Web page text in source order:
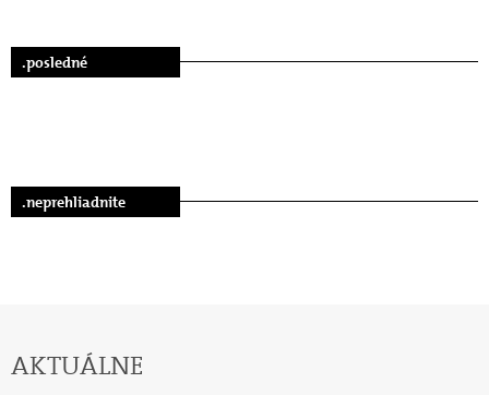
.posledné
.neprehliadnite
AKTUÁLNE